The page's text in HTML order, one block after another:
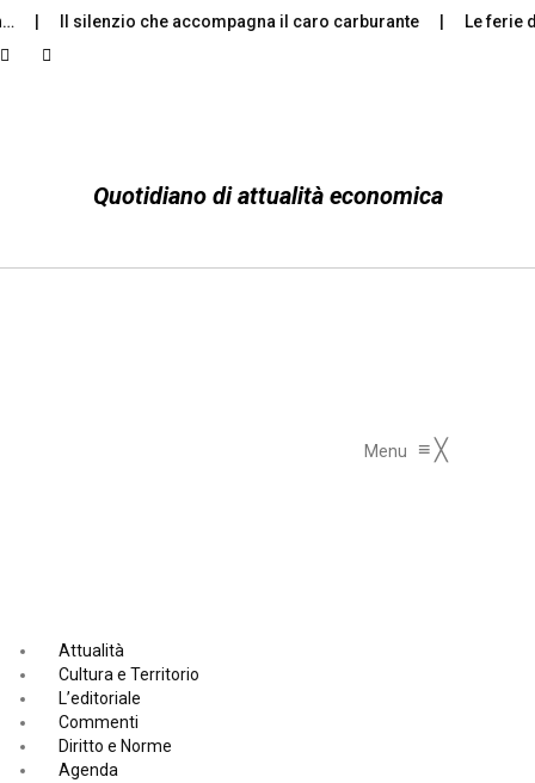
Il silenzio che accompagna il caro carburante Le ferie
Quotidiano di attualità economica
Menu ≡ ╳
Attualità
Cultura e Territorio
L’editoriale
Commenti
Diritto e Norme
Agenda